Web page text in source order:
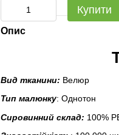
Купити
Опис
Вид тканини: Велюр
Тип малюнку: Однотон
Сировинний склад: 100%